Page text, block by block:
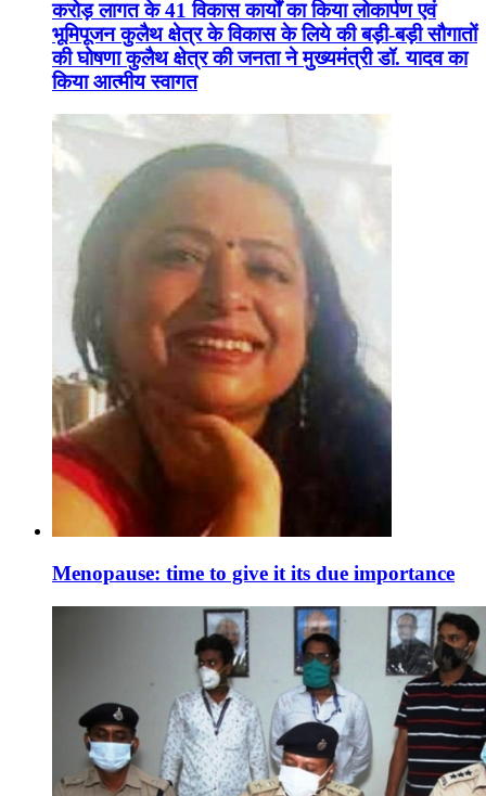
करोड़ लागत के 41 विकास कार्यों का किया लोकार्पण एवं
भूमिपूजन कुलैथ क्षेत्र के विकास के लिये की बड़ी-बड़ी सौगातों
की घोषणा कुलैथ क्षेत्र की जनता ने मुख्यमंत्री डॉ. यादव का
किया आत्मीय स्वागत
Menopause: time to give it its due importance